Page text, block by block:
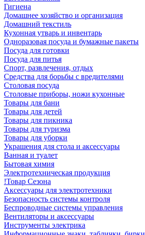
Гигиена
Домашнее хозяйство и организация
Домашний текстиль
Кухонная утварь и инвентарь
Одноразовая посуда и бумажные пакеты
Посуда для готовки
Посуда для питья
Спорт, развлечения, отдых
Средства для борьбы с вредителями
Столовая посуда
Столовые приборы, ножи кухонные
Товары для бани
Товары для детей
Товары для пикника
Товары для туризма
Товары для уборки
Украшения для стола и аксессуары
Ванная и туалет
Бытовая химия
Электротехническая продукция
!Товар Сезона
Аксессуары для электротехники
Безопасность системы контроля
Беспроводные системы управления
Вентиляторы и аксессуары
Инструменты электрика